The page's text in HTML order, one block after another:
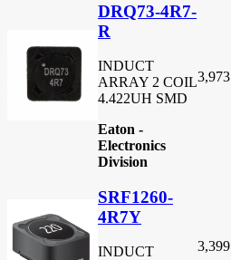
DRQ73-4R7-
R
INDUCT
ARRAY 2 COIL
4.422UH SMD
Eaton -
Electronics
Division
3,973
SRF1260-
4R7Y
INDUCT
3,399